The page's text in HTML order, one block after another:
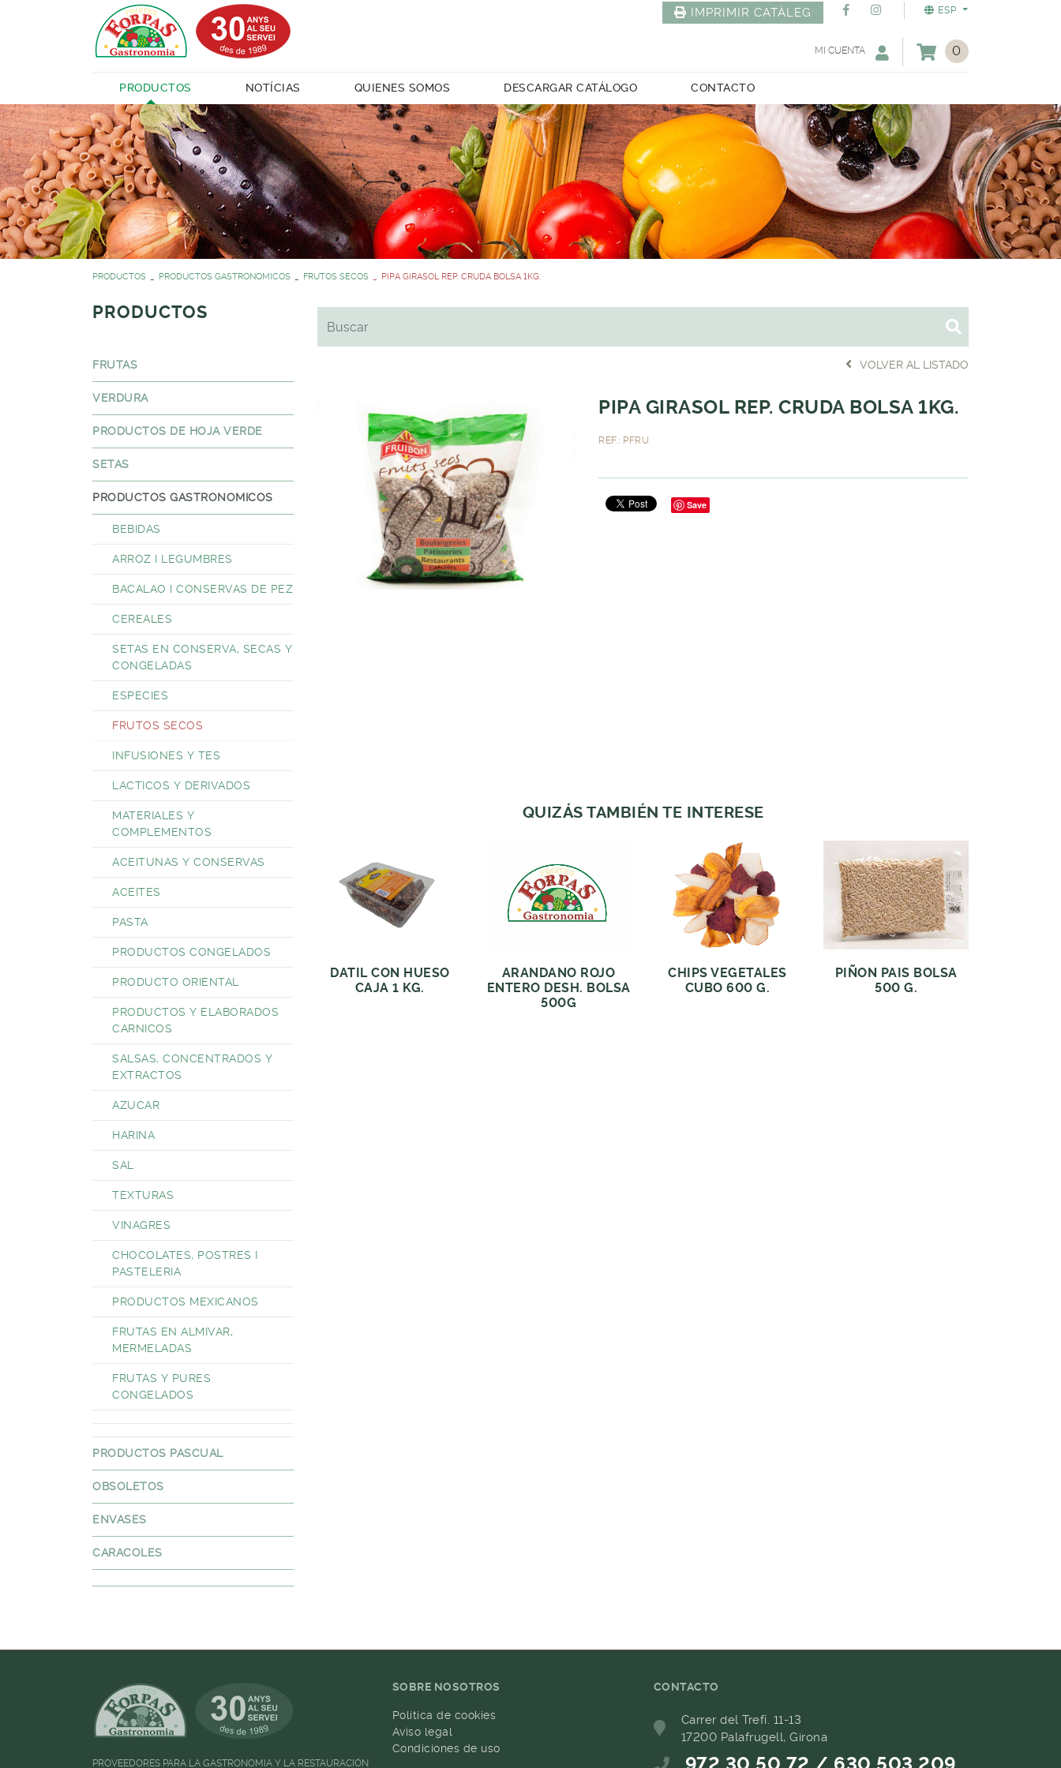
ESP
IMPRIMIR CATÀLEG
0
MI CUENTA
PRODUCTOS NOTÍCIAS QUIENES SOMOS DESCARGAR CATÁLOGO CONTACTO
PRODUCTOS PRODUCTOS GASTRONOMICOS FRUTOS SECOS PIPA GIRASOL REP. CRUDA BOLSA 1KG.
PRODUCTOS
FRUTAS
VERDURA
PRODUCTOS DE HOJA VERDE
SETAS
PRODUCTOS GASTRONOMICOS
BEBIDAS
ARROZ I LEGUMBRES
BACALAO I CONSERVAS DE PEZ
CEREALES
SETAS EN CONSERVA, SECAS Y
CONGELADAS
ESPECIES
FRUTOS SECOS
INFUSIONES Y TES
LACTICOS Y DERIVADOS
MATERIALES Y
COMPLEMENTOS
ACEITUNAS Y CONSERVAS
ACEITES
PASTA
PRODUCTOS CONGELADOS
PRODUCTO ORIENTAL
PRODUCTOS Y ELABORADOS
CARNICOS
SALSAS, CONCENTRADOS Y
EXTRACTOS
AZUCAR
HARINA
SAL
TEXTURAS
VINAGRES
CHOCOLATES, POSTRES I
PASTELERIA
PRODUCTOS MEXICANOS
FRUTAS EN ALMIVAR,
MERMELADAS
FRUTAS Y PURES
CONGELADOS
PRODUCTOS PASCUAL
OBSOLETOS
ENVASES
CARACOLES
VOLVER AL LISTADO
PIPA GIRASOL REP. CRUDA BOLSA 1KG.
REF.: PFRU
Save
QUIZÁS TAMBIÉN TE INTERESE
DATIL CON HUESO
CAJA 1 KG.
ARANDANO ROJO
ENTERO DESH. BOLSA
500G
CHIPS VEGETALES
CUBO 600 G.
PIÑON PAIS BOLSA
500 G.
PROVEEDORES PARA LA GASTRONOMIA Y LA RESTAURACIÓN
SOBRE NOSOTROS
Política de cookies
Aviso legal
Condiciones de uso
CONTACTO
Carrer del Trefí. 11-13
17200 Palafrugell, Girona